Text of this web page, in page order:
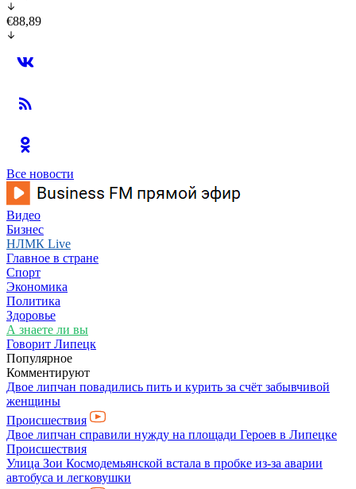
€88,89
Все новости
Видео
Бизнес
НЛМК Live
Главное в стране
Спорт
Экономика
Политика
Здоровье
А знаете ли вы
Говорит Липецк
Популярное
Комментируют
Двое липчан повадились пить и курить за счёт забывчивой
женщины
Происшествия
Двое липчан справили нужду на площади Героев в Липецке
Происшествия
Улица Зои Космодемьянской встала в пробке из-за аварии
автобуса и легковушки